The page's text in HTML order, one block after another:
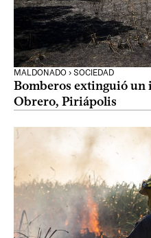
MALDONADO › SOCIEDAD
Bomberos extinguió un
Obrero, Piriápolis